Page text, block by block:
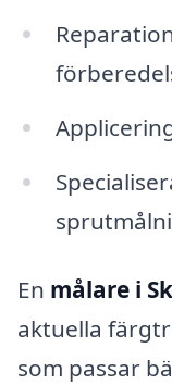
En målare i
aktuella
som passar